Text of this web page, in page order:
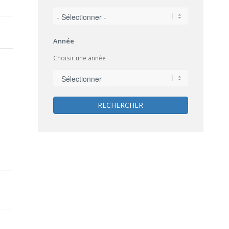
Année
Choisir une année
RECHERCHER